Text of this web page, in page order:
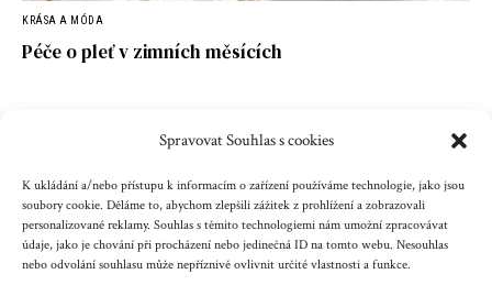
Spravovat Souhlas s cookies
K ukládání a/nebo přístupu k informacím o zařízení používáme technologie, jako jsou
soubory cookie. Děláme to, abychom zlepšili zážitek z prohlížení a zobrazovali
personalizované reklamy. Souhlas s těmito technologiemi nám umožní zpracovávat
údaje, jako je chování při procházení nebo jedinečná ID na tomto webu. Nesouhlas
nebo odvolání souhlasu může nepříznivě ovlivnit určité vlastnosti a funkce.
KRÁSA A MÓDA
Péče o pleť v zimních měsících
Kontakt Reklama Cookies Ochrana údajů
Copyright © 2023 zenazenam.cz